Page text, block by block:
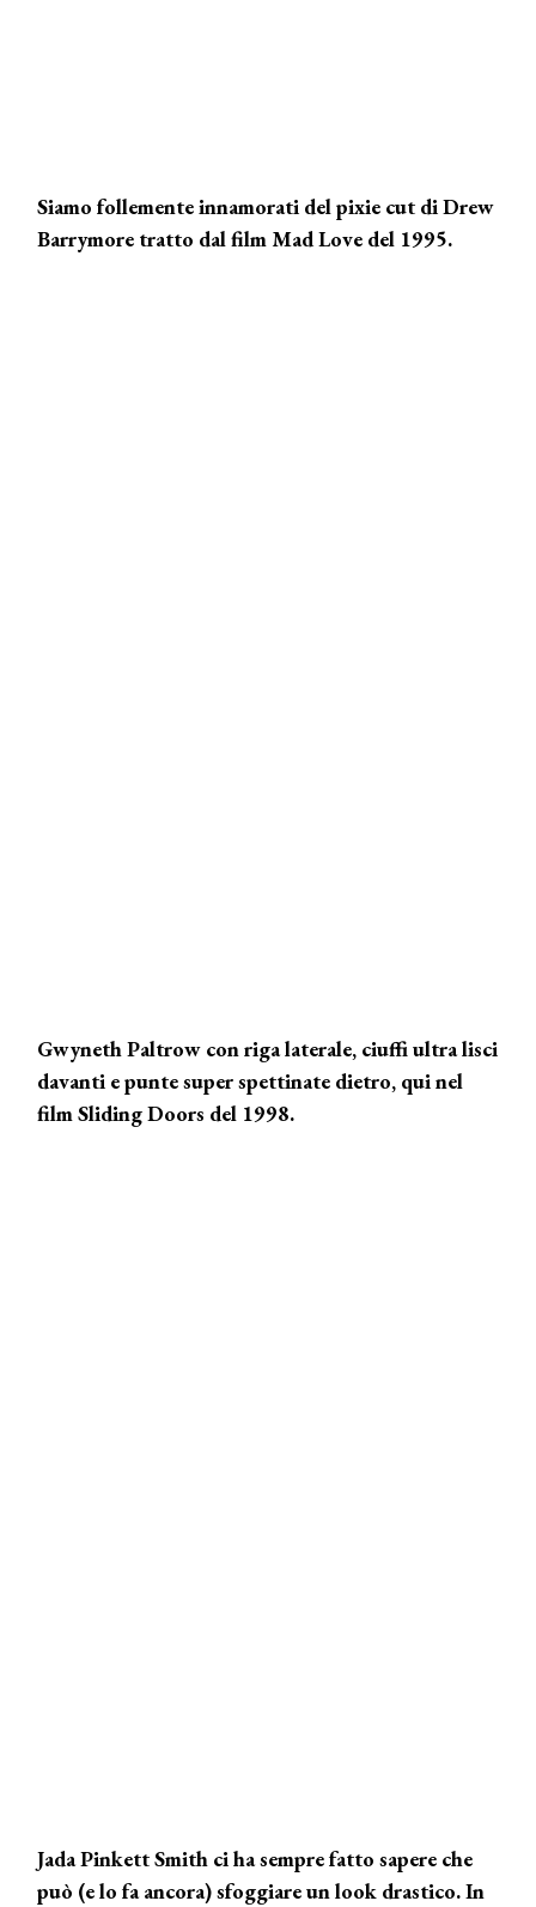
Siamo follemente innamorati del pixie cut di Drew
Barrymore tratto dal film Mad Love del 1995.
Gwyneth Paltrow con riga laterale, ciuffi ultra lisci
davanti e punte super spettinate dietro, qui nel
film Sliding Doors del 1998.
Jada Pinkett Smith ci ha sempre fatto sapere che
può (e lo fa ancora) sfoggiare un look drastico. In